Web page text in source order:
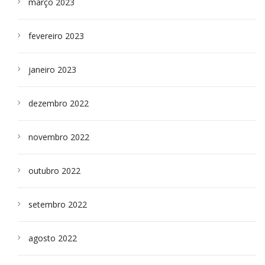
fevereiro 2023
janeiro 2023
dezembro 2022
novembro 2022
outubro 2022
setembro 2022
agosto 2022